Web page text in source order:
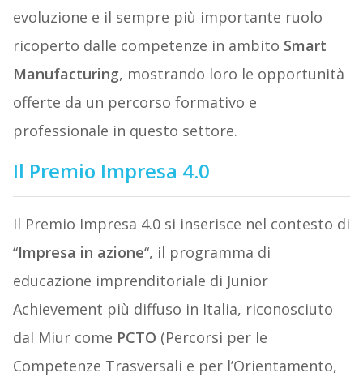
evoluzione e il sempre più importante ruolo
ricoperto dalle competenze in ambito Smart
Manufacturing, mostrando loro le opportunità
offerte da un percorso formativo e
professionale in questo settore.
Il Premio Impresa 4.0
Il Premio Impresa 4.0 si inserisce nel contesto di
“Impresa in azione“, il programma di
educazione imprenditoriale di Junior
Achievement più diffuso in Italia, riconosciuto
dal Miur come PCTO (Percorsi per le
Competenze Trasversali e per l’Orientamento,